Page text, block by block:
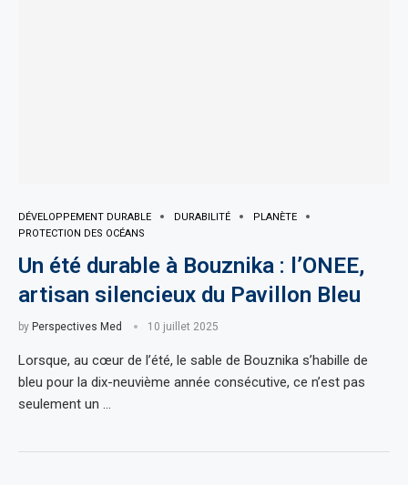
DÉVELOPPEMENT DURABLE DURABILITÉ
PLANÈTE
PROTECTION DES OCÉANS
Un été durable à Bouznika : l’ONEE,
artisan silencieux du Pavillon Bleu
by Perspectives Med 10 juillet 2025
Lorsque, au cœur de l’été, le sable de Bouznika s’habille de
bleu pour la dix-neuvième année consécutive, ce n’est pas
seulement un …